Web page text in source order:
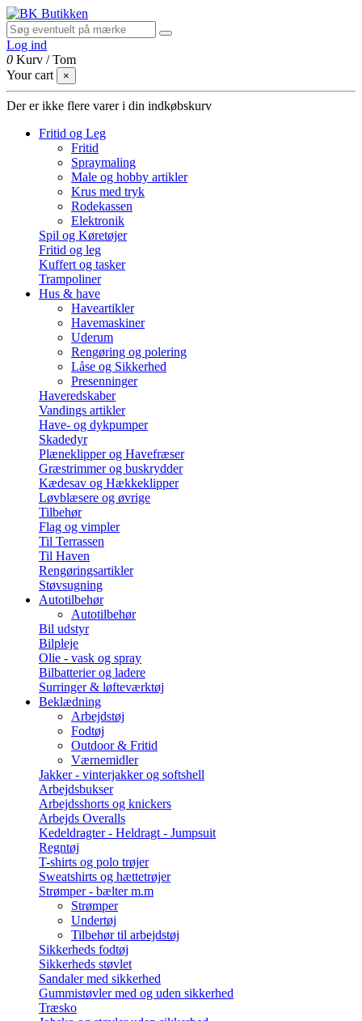
Log ind
0 Kurv /Tom
Your cart
×
Der er ikke flere varer i din indkøbskurv
Fritid og Leg
Fritid
Spraymaling
Male og hobby artikler
Krus med tryk
Rodekassen
Elektronik
Spil og Køretøjer
Fritid og leg
Kuffert og tasker
Trampoliner
Hus & have
Haveartikler
Havemaskiner
Uderum
Rengøring og polering
Låse og Sikkerhed
Presenninger
Haveredskaber
Vandings artikler
Have- og dykpumper
Skadedyr
Plæneklipper og Havefræser
Græstrimmer og buskrydder
Kædesav og Hækkeklipper
Løvblæsere og øvrige
Tilbehør
Flag og vimpler
Til Terrassen
Til Haven
Rengøringsartikler
Støvsugning
Autotilbehør
Autotilbehør
Bil udstyr
Bilpleje
Olie - vask og spray
Bilbatterier og ladere
Surringer & løfteværktøj
Beklædning
Arbejdstøj
Fodtøj
Outdoor & Fritid
Værnemidler
Jakker - vinterjakker og softshell
Arbejdsbukser
Arbejdsshorts og knickers
Arbejds Overalls
Kedeldragter - Heldragt - Jumpsuit
Regntøj
T-shirts og polo trøjer
Sweatshirts og hættetrøjer
Strømper - bælter m.m
Strømper
Undertøj
Tilbehør til arbejdstøj
Sikkerheds fodtøj
Sikkerheds støvlet
Sandaler med sikkerhed
Gummistøvler med og uden sikkerhed
Træsko